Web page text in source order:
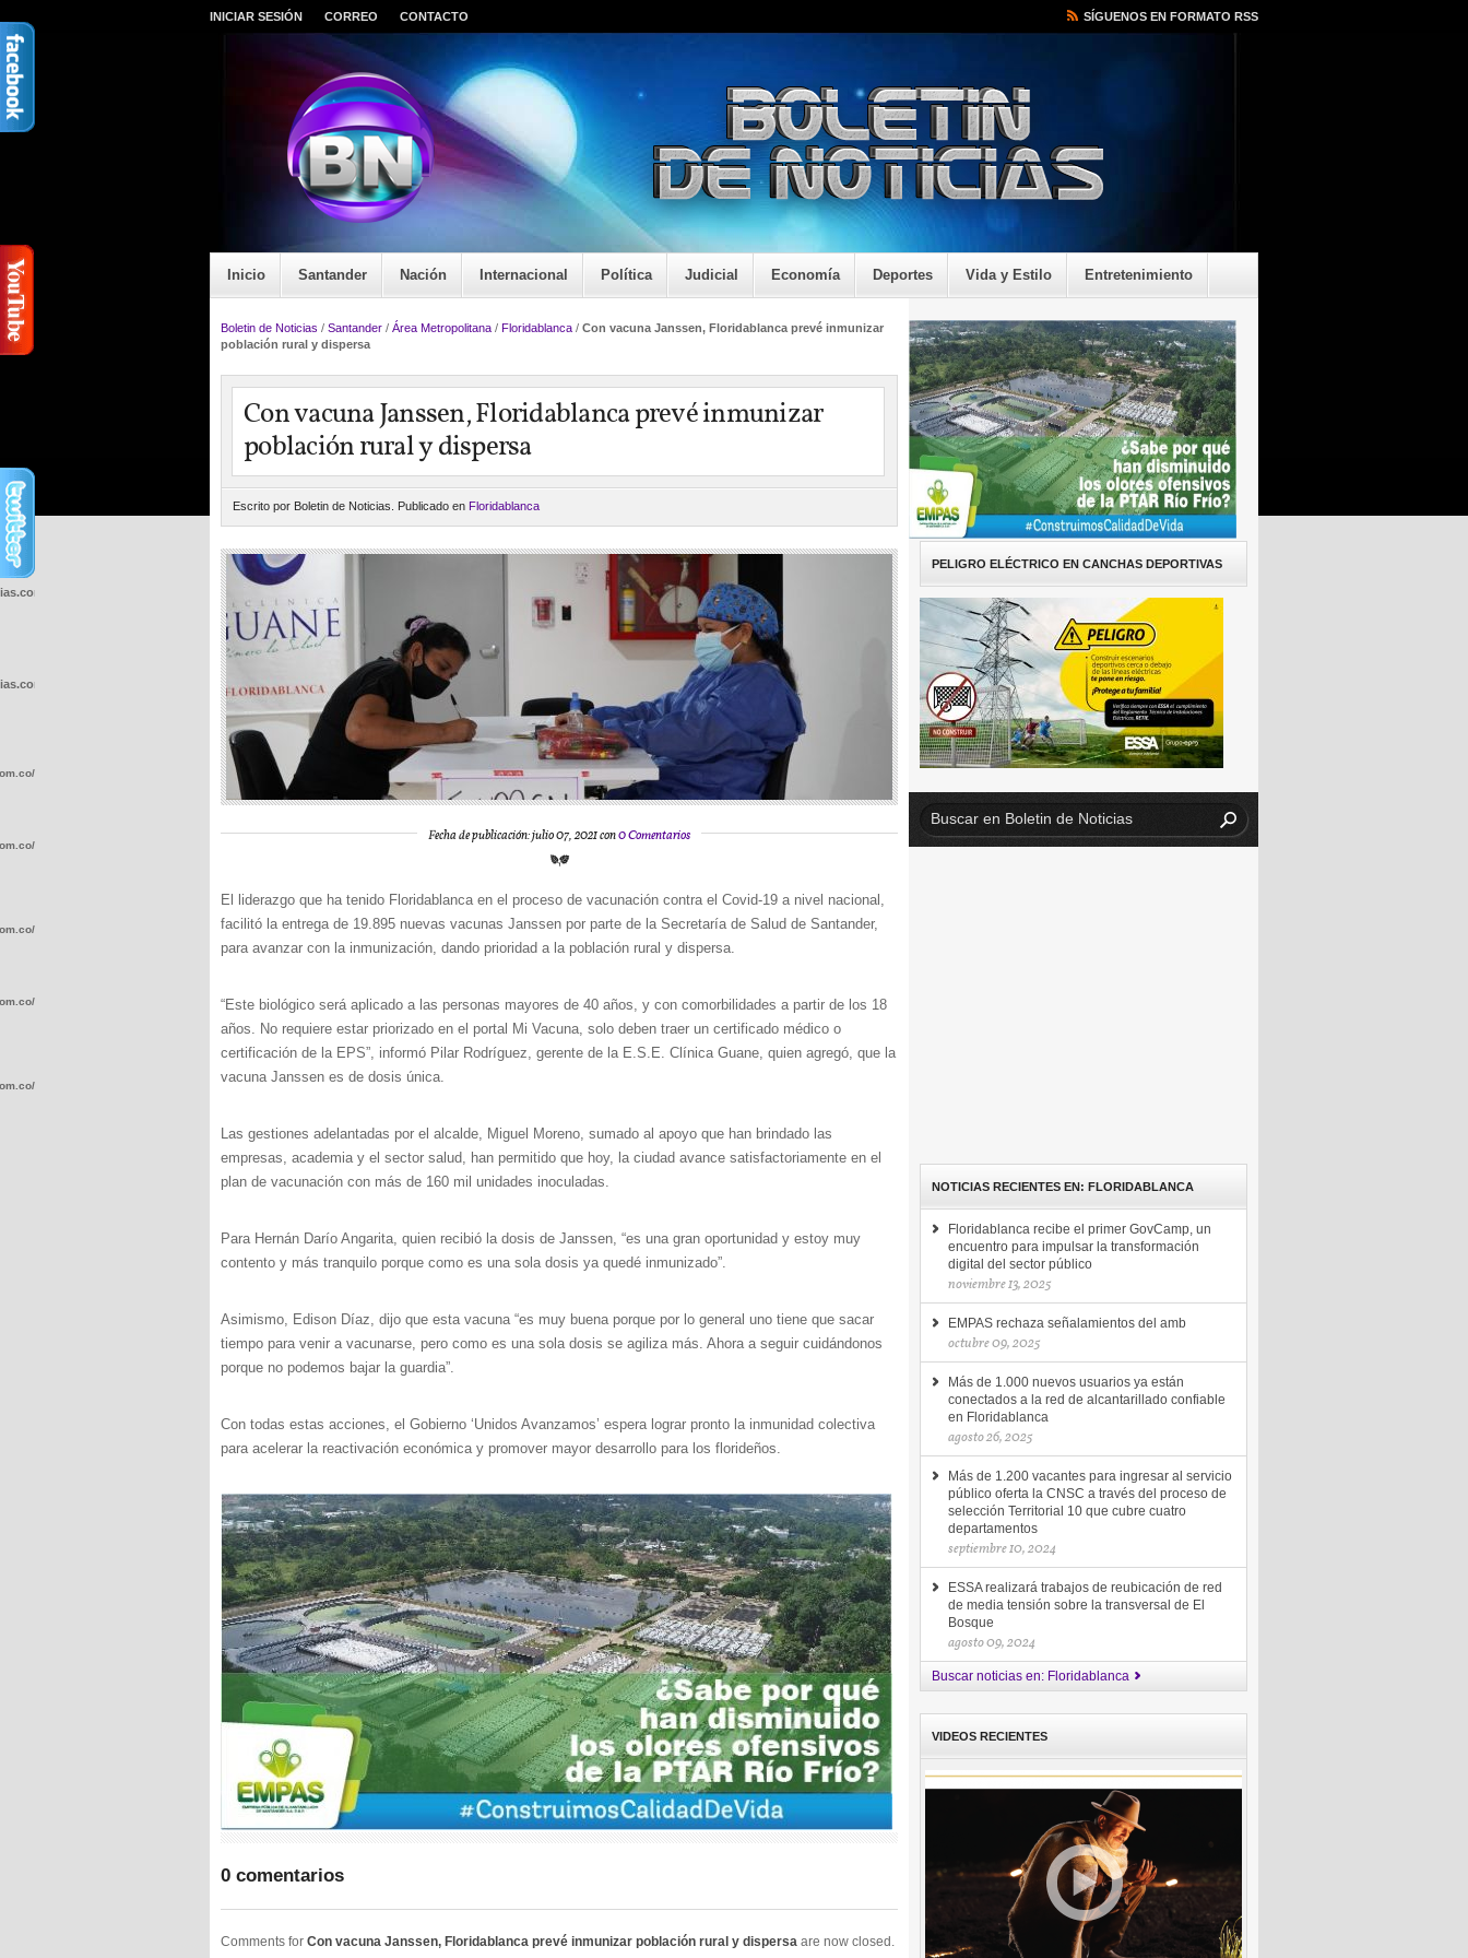
INICIAR SESIÓN CORREO CONTACTO SÍGUENOS EN FORMATO RSS
Inicio Santander Nación Internacional Política Judicial Economía Deportes Vida y Estilo Entretenimiento
Boletin de Noticias / Santander / Área Metropolitana / Floridablanca / Con vacuna Janssen, Floridablanca prevé inmunizar
población rural y dispersa
Con vacuna Janssen, Floridablanca prevé inmunizar
población rural y dispersa
Escrito por Boletin de Noticias. Publicado en Floridablanca
Fecha de publicación: julio 07, 2021 con0 Comentarios
El liderazgo que ha tenido Floridablanca en el proceso de vacunación contra el Covid-19 a nivel nacional,
facilitó la entrega de 19.895 nuevas vacunas Janssen por parte de la Secretaría de Salud de Santander,
para avanzar con la inmunización, dando prioridad a la población rural y dispersa.
“Este biológico será aplicado a las personas mayores de 40 años, y con comorbilidades a partir de los 18
años. No requiere estar priorizado en el portal Mi Vacuna, solo deben traer un certificado médico o
certificación de la EPS”, informó Pilar Rodríguez, gerente de la E.S.E. Clínica Guane, quien agregó, que la
vacuna Janssen es de dosis única.
Las gestiones adelantadas por el alcalde, Miguel Moreno, sumado al apoyo que han brindado las
empresas, academia y el sector salud, han permitido que hoy, la ciudad avance satisfactoriamente en el
plan de vacunación con más de 160 mil unidades inoculadas.
Para Hernán Darío Angarita, quien recibió la dosis de Janssen, “es una gran oportunidad y estoy muy
contento y más tranquilo porque como es una sola dosis ya quedé inmunizado”.
Asimismo, Edison Díaz, dijo que esta vacuna “es muy buena porque por lo general uno tiene que sacar
tiempo para venir a vacunarse, pero como es una sola dosis se agiliza más. Ahora a seguir cuidándonos
porque no podemos bajar la guardia”.
Con todas estas acciones, el Gobierno ‘Unidos Avanzamos’ espera lograr pronto la inmunidad colectiva
para acelerar la reactivación económica y promover mayor desarrollo para los florideños.
0 comentarios
Comments for Con vacuna Janssen, Floridablanca prevé inmunizar población rural y dispersa are now closed.
PELIGRO ELÉCTRICO EN CANCHAS DEPORTIVAS
NOTICIAS RECIENTES EN: FLORIDABLANCA
Floridablanca recibe el primer GovCamp, un
encuentro para impulsar la transformación
digital del sector público
noviembre 13, 2025
EMPAS rechaza señalamientos del amb
octubre 09, 2025
Más de 1.000 nuevos usuarios ya están
conectados a la red de alcantarillado confiable
en Floridablanca
agosto 26, 2025
Más de 1.200 vacantes para ingresar al servicio
público oferta la CNSC a través del proceso de
selección Territorial 10 que cubre cuatro
departamentos
septiembre 10, 2024
ESSA realizará trabajos de reubicación de red
de media tensión sobre la transversal de El
Bosque
agosto 09, 2024
Buscar noticias en: Floridablanca
VIDEOS RECIENTES
wp-
wp-
wp-
wp-
wp-
wp-
wp-